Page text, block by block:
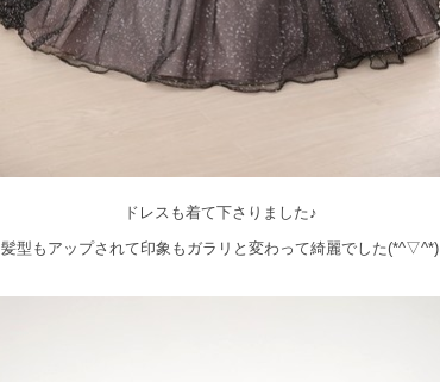
ドレスも着て下さりました♪
髪型もアップされて印象もガラリと変わって綺麗でした(*^▽^*)